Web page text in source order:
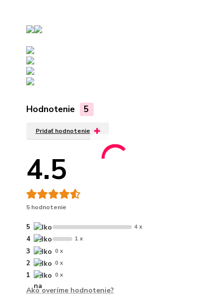
Hodnotenie 5
Pridať hodnotenie
4.5
5 hodnotenie
5 4 x
4 1 x
3 0 x
2 0 x
1 0 x
Ako overíme hodnotenie?